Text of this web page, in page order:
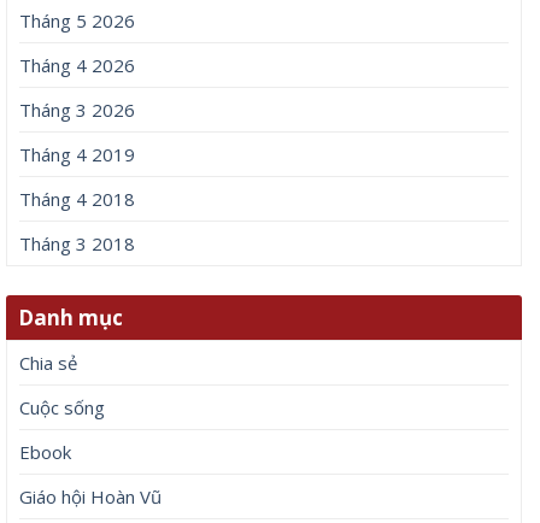
Tháng 5 2026
Tháng 4 2026
Tháng 3 2026
Tháng 4 2019
Tháng 4 2018
Tháng 3 2018
Danh mục
Chia sẻ
Cuộc sống
Ebook
Giáo hội Hoàn Vũ